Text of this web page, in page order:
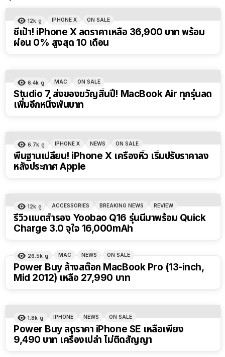
12k ดู IPHONE X ON SALE
ชี้เป้า! iPhone X ลดราคาเหลือ 36,900 บาท พร้อม
ผ่อน 0% สูงสุด 10 เดือน
6.4k ดู MAC ON SALE
Studio 7 ส่งของขวัญสิ้นปี! MacBook Air ทุกรุ่นลด
เพิ่มอีกหนึ่งพันบาท
6.7k ดู IPHONE X NEWS ON SALE
พื้นฐานเปลี่ยน! iPhone X เครื่องหิ้ว เริ่มปรับราคาลง
หลังประกาศ Apple
12k ดู ACCESSORIES BREAKING NEWS REVIEW
รีวิวแบตสำรอง Yoobao Q16 รุ่นนี้มาพร้อม Quick
Charge 3.0 จุใจ 16,000mAh
26.5k ดู MAC NEWS ON SALE
Power Buy ล้างสต๊อก MacBook Pro (13-inch,
Mid 2012) เหลือ 27,990 บาท
1.8k ดู IPHONE NEWS ON SALE
Power Buy ลดราคา iPhone SE เหลือเพียง
9,490 บาท เครื่องเปล่า ไม่ติดสัญญา